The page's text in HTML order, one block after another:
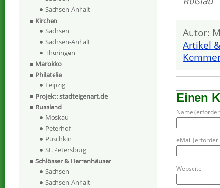
Autor:
Artikel
Einen
Name
eMail
Webseite
Sachsen-Anhalt
Kirchen
Sachsen
Sachsen-Anhalt
Thüringen
Marokko
Philatelie
Leipzig
Projekt: stadteigenart.de
Russland
Moskau
Peterhof
Puschkin
St. Petersburg
Schlösser & Herrenhäuser
Sachsen
Sachsen-Anhalt